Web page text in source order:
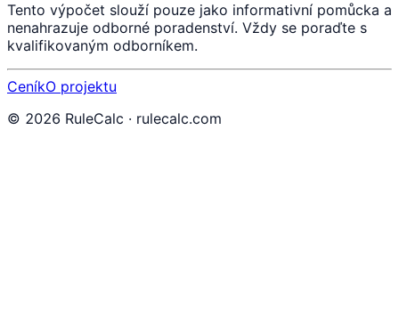
Tento výpočet slouží pouze jako informativní pomůcka a
nenahrazuje odborné poradenství. Vždy se poraďte s
kvalifikovaným odborníkem.
CeníkO projektu
© 2026 RuleCalc · rulecalc.com